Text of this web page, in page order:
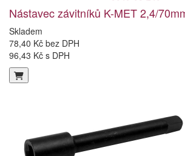
Nástavec závitníků K-MET 2,4/
Skladem
78,40 Kč bez DPH
96,43 Kč s DPH